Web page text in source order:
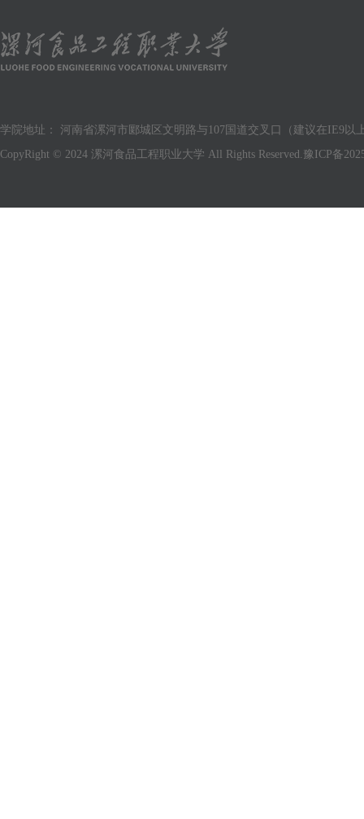
学院地址： 河南省漯河市郾城区文明路与107国道交叉口（建议在IE9以
CopyRight © 2024 漯河食品工程职业大学 All Rights Reserved. 豫ICP备